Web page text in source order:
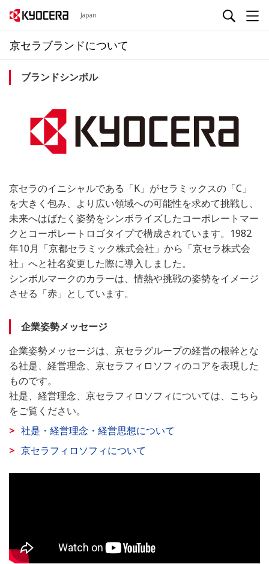
Japan
京セラブランドについて
ブランドシンボル
京セラのイニシャルである「K」がセラミックスの「C」
を大きく包み、より広い領域への可能性を求めて挑戦し、
未来へはばたく姿勢をシンボライズしたコーポレートマー
クとコーポレートロゴタイプで構成されています。1982
年10月「京都セラミック株式会社」から「京セラ株式会
社」へと社名変更した際に導入しました。
シンボルマークのカラーは、情熱や挑戦の姿勢をイメージ
させる「赤」としています。
企業姿勢メッセージ
企業姿勢メッセージは、京セラグループの経営の根幹とな
る社是、経営理念、京セラフィロソフィのコアを表現した
ものです。
社是、経営理念、京セラフィロソフィについては、こちら
をご覧ください。
社是・経営理念・経営思想について
京セラフィロソフィについて